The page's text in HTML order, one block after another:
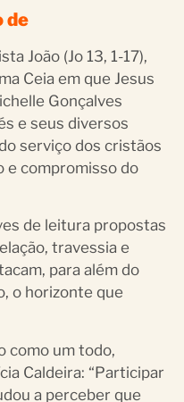
de
João (Jo 13, 1-17),
Ceia em que Jesus
Gonçalves
e seus diversos
serviço dos cristãos
e compromisso do
de leitura propostas
travessia e
para além do
o horizonte que
como um todo,
Caldeira: “Participar
a perceber que